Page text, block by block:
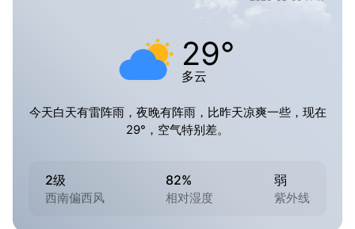
29°
多云
今天白天有雷阵雨，夜晚有阵雨，比昨天凉爽一些，现在
29°，空气特别差。
2级
西南偏西风
82%
相对湿度
弱
紫外线